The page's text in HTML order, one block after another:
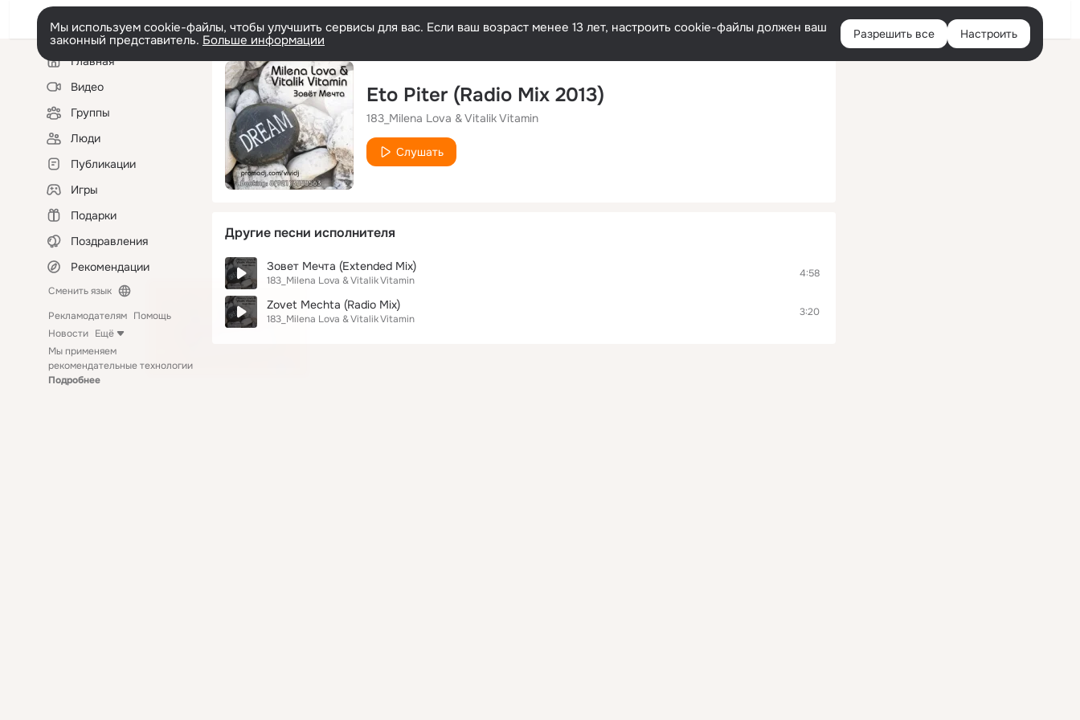
Войти
Мы используем cookie-файлы, чтобы улучшить сервисы для вас. Если ваш возраст менее 13 лет, настроить cookie-файлы должен ваш
законный представитель. Больше информации Разрешить все Настроить
Левая
колонкаГлавная
Видео
Группы
Люди
Публикации
Игры
Подарки
Поздравления
Рекомендации
Сменить язык
Рекламодателям Помощь
Новости Ещё
Мы применяем
рекомендательные технологии
Подробнее
Eto Piter (Radio Mix 2013)
183_Milena Lova & Vitalik Vitamin
Слушать
Другие песни исполнителя
Зовет Мечта (Extended Mix)
183_Milena Lova & Vitalik Vitamin
4:58
Zovеt Mechta (Radio Mix)
183_Milena Lova & Vitalik Vitamin
3:20